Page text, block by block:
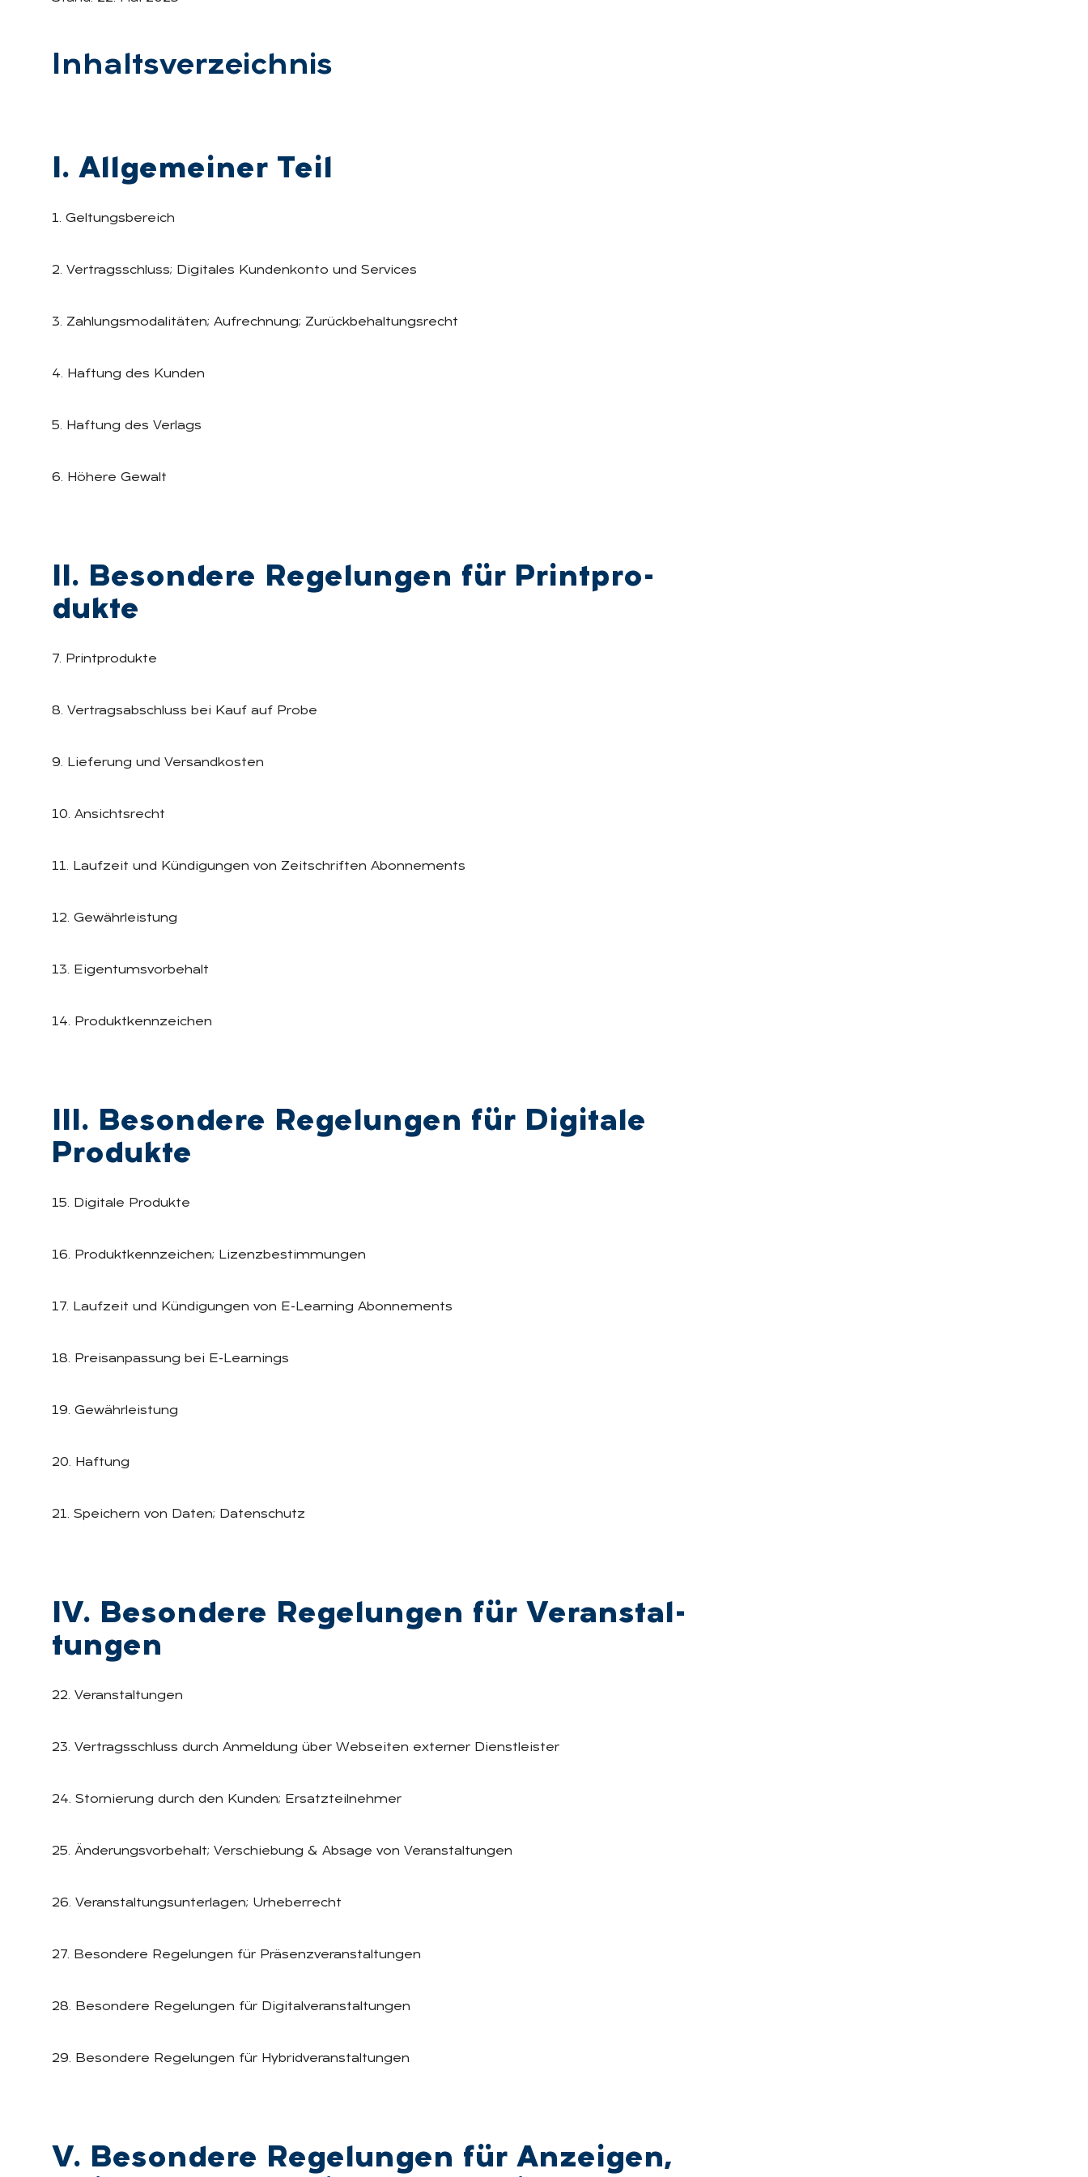
In­halts­ver­zeich­nis
I. All­ge­mei­ner Teil
1. Geltungsbereich
2. Vertragsschluss; Digitales Kundenkonto und Services
3. Zahlungsmodalitäten; Aufrechnung; Zurückbehaltungsrecht
4. Haftung des Kunden
5. Haftung des Verlags
6. Höhere Gewalt
II. Be­son­de­re Re­ge­lun­gen für Print­pro­
duk­te
7. Printprodukte
8. Vertragsabschluss bei Kauf auf Probe
9. Lieferung und Versandkosten
10. Ansichtsrecht
11. Laufzeit und Kündigungen von Zeitschriften Abonnements
12. Gewährleistung
13. Eigentumsvorbehalt
14. Produktkennzeichen
III. Be­son­de­re Re­ge­lun­gen für Di­gi­ta­le
Pro­duk­te
15. Digitale Produkte
16. Produktkennzeichen; Lizenzbestimmungen
17. Laufzeit und Kündigungen von E-Learning Abonnements
18. Preisanpassung bei E-Learnings
19. Gewährleistung
20. Haftung
21. Speichern von Daten; Datenschutz
IV. Be­son­de­re Re­ge­lun­gen für Ver­an­stal­
tun­gen
22. Veranstaltungen
23. Vertragsschluss durch Anmeldung über Webseiten externer Dienstleister
24. Stornierung durch den Kunden; Ersatzteilnehmer
25. Änderungsvorbehalt; Verschiebung & Absage von Veranstaltungen
26. Veranstaltungsunterlagen; Urheberrecht
27. Besondere Regelungen für Präsenzveranstaltungen
28. Besondere Regelungen für Digitalveranstaltungen
29. Besondere Regelungen für Hybridveranstaltungen
V. Be­son­de­re Re­ge­lun­gen für An­zei­gen,